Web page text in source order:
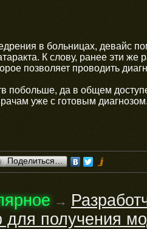
в больницах, девайс
К слову, ранее эти
позволяет проводить
побольше, да в общем
уже с готовым диагнозом.
Поделиться…
→
для получения